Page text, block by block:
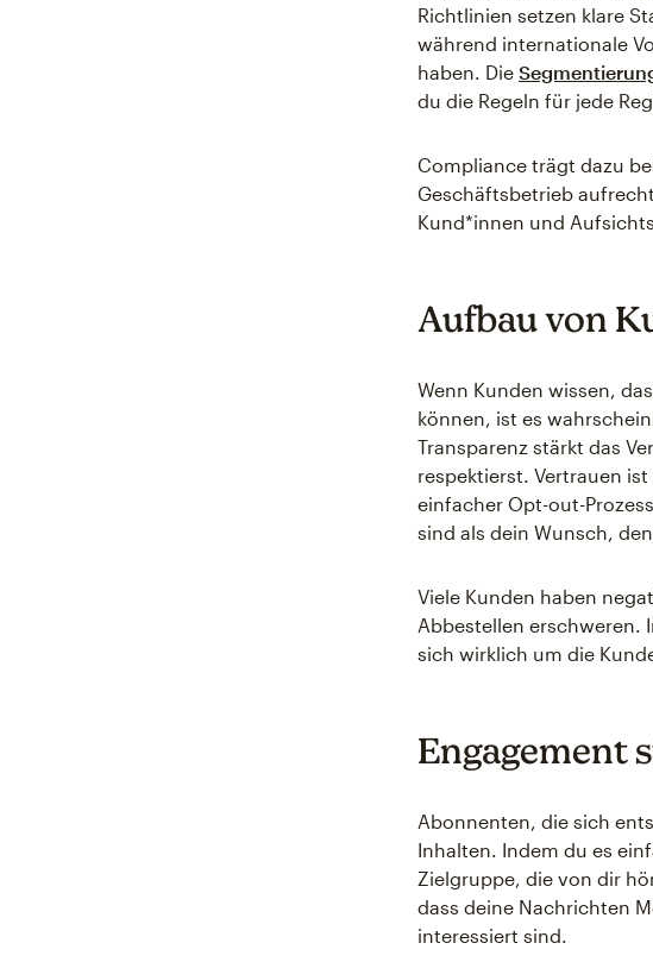
Richtlinien setzen klare
während internationale
haben. Die
du die Regeln für jede
Compliance trägt dazu
Geschäftsbetrieb
Kund*innen und
Aufbau von
Wenn Kunden wissen,
können, ist es
Transparenz stärkt das
respektierst. Vertrauen
einfacher Opt-out-
sind als dein Wunsch,
Viele Kunden haben
Abbestellen erschweren.
sich wirklich um die
Engagement
Abonnenten, die sich
Inhalten. Indem du es
Zielgruppe, die von dir
dass deine Nachrichten
interessiert sind.